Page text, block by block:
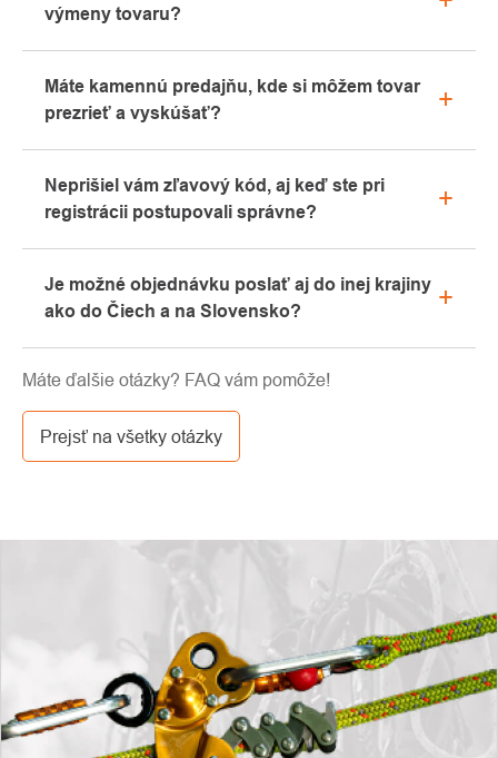
výmeny tovaru?
"Všetko o nákupe" alebo nás kontaktujte e-mailom
alebo telefonicky.
Máte kamennú predajňu, kde si môžem tovar
prezrieť a vyskúšať?
Kolíne. Radi vám tu poradíme s výberom vhodného
vybavenia, ktoré si môžete vyskúšať priamo v
našom showroome.
Neprišiel vám zľavový kód, aj keď ste pri
registrácii postupovali správne?
záložku „hromadné“ alebo „SPAM“, veľmi často tu e-
mail s kódom končí. Ak ste aj napriek tomu svoj
zľavový kód nenašli, kontaktujte nás na
info@pavouci.cz.
Je možné objednávku poslať aj do inej krajiny
ako do Čiech a na Slovensko?
cez GLS. Cena tejto dopravy je podľa kalkulácie od
dopravcu.
Máte ďalšie otázky? FAQ vám pomôže!
Prejsť na všetky otázky